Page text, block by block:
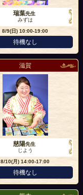
瑞葉先生
みずは
8/9(日)10:00-19:00
待機なし
滋賀
慈陽先生
じよう
8/10(月)14:00-17:00
待機なし